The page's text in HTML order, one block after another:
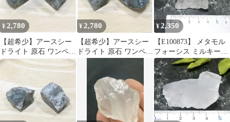
¥2,780
【超希少】アースシー
ドライト 原石 ワンペア
5.2g 天然石 鉱物標本
¥2,780
【超希少】アースシー
ドライト 原石 ワンペア
¥2,350
【E100873】 メタモル
フォーシス ミルキーク
ォーツ 水晶 パワースト
ーン 天然石 鉱物 原石